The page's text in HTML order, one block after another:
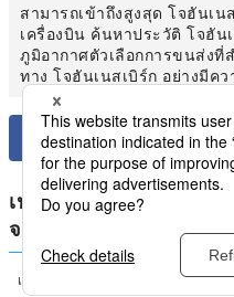
สามารถเข้าถึงสูงสุด โจฮันเ
เครื่องบิน ค้นหาประวัติ โจฮัน
ภูมิอากาศตัวเลือกการขนส่งที่
ทาง โจฮันเนสเบิร์ก อย่างมีค
เปรียบเทียบราคาต่ำสุด
จาก โจฮันเนสเบิร์ก
เคปทาวน์ โจฮันเนสเบิร์ก(JNB)